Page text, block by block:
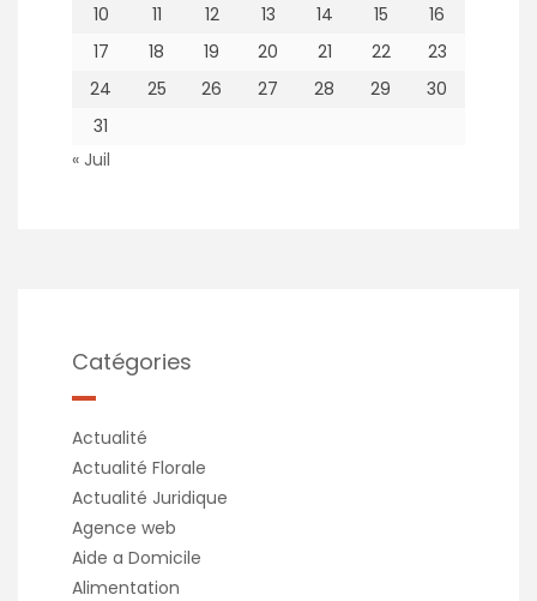
10
11 12 13 14 15
16
17
18 19 20 21 22
23
24
25 26 27 28 29
30
31
« Juil
Catégories
Actualité
Actualité Florale
Actualité Juridique
Agence web
Aide a Domicile
Alimentation